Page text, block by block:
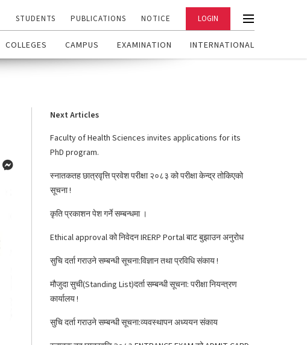
STUDENTS PUBLICATIONS NOTICE LOGIN
COLLEGES CAMPUS EXAMINATION INTERNATIONAL
Next Articles
Faculty of Health Sciences invites applications for its
PhD program.
स्नातकतह छात्रवृत्ति प्रवेश परीक्षा २०८३ को परीक्षा केन्द्र तोकिएको
सूचना !
कृति प्रकाशन पेश गर्ने सम्बन्धमा ।
Ethical approval को निवेदन IRERP Portal बाट बुझाउन अनुरोध
सुचि दर्ता गराउने सम्बन्धी सूचना:विज्ञान तथा प्रविधि संकाय !
मौजुदा सुची(Standing List)दर्ता सम्बन्धी सूचना: परीक्षा नियन्त्रण
कार्यालय !
सुचि दर्ता गराउने सम्बन्धी सूचना:व्यवस्थापन अध्ययन संकाय